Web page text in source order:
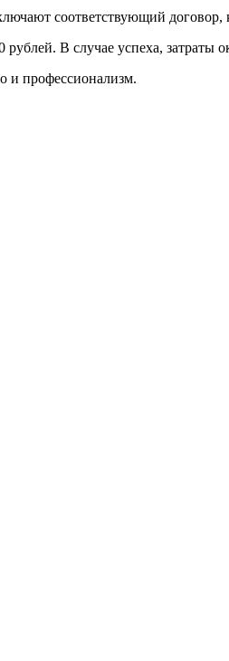
соответствующий договор,
В случае успеха, затраты
и профессионализм.